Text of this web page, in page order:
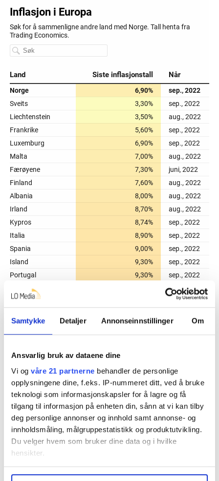
Samtykke Detaljer Annonseinnstillinger Om
Ansvarlig bruk av dataene dine
Vi og våre 21 partnerne behandler de personlige
opplysningene dine, f.eks. IP-nummeret ditt, ved å bruke
teknologi som informasjonskapsler for å lagre og få
tilgang til informasjon på enheten din, sånn at vi kan tilby
deg personlige annonser og innhold samt annonse- og
innholdsmåling, målgruppestatistikk og produktutvikling.
Du velger hvem som bruker dine data og i hvilke
hensikter.
Undermer infokan du lese om hvordan dine personlige